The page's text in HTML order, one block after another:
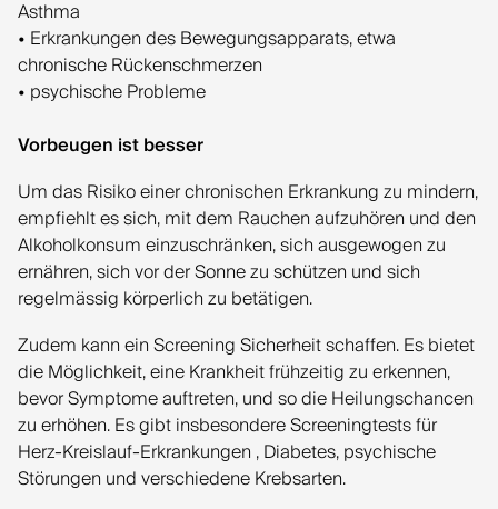
Asthma
• Erkrankungen des Bewegungsapparats, etwa
chronische Rückenschmerzen
• psychische Probleme
Vorbeugen ist besser
Um das Risiko einer chronischen Erkrankung zu mindern,
empfiehlt es sich, mit dem Rauchen aufzuhören und den
Alkoholkonsum einzuschränken, sich ausgewogen zu
ernähren, sich vor der Sonne zu schützen und sich
regelmässig körperlich zu betätigen.
Zudem kann ein Screening Sicherheit schaffen. Es bietet
die Möglichkeit, eine Krankheit frühzeitig zu erkennen,
bevor Symptome auftreten, und so die Heilungschancen
zu erhöhen. Es gibt insbesondere Screeningtests für
Herz-Kreislauf-Erkrankungen , Diabetes, psychische
Störungen und verschiedene Krebsarten.